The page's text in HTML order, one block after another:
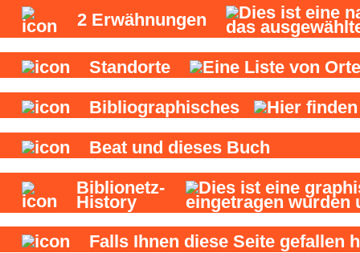
2 Erwähnungen
Standorte
Bibliographisches
Beat und dieses Buch
Biblionetz-
History
Falls Ihnen diese Seite gefallen